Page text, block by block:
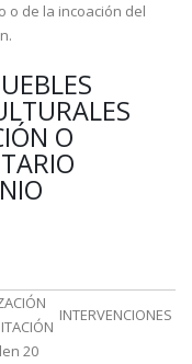
o de la incoación del
O
INTERVENCIONES
20